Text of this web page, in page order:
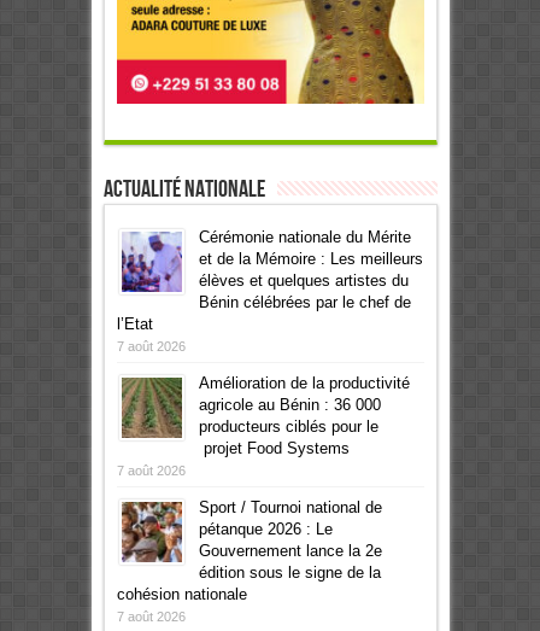
Actualité Nationale
Cérémonie nationale du Mérite
et de la Mémoire : Les meilleurs
élèves et quelques artistes du
Bénin célébrées par le chef de
l’Etat
7 août 2026
Amélioration de la productivité
agricole au Bénin : 36 000
producteurs ciblés pour le
projet Food Systems
7 août 2026
Sport / Tournoi national de
pétanque 2026 : Le
Gouvernement lance la 2e
édition sous le signe de la
cohésion nationale
7 août 2026